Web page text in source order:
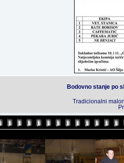
Bodovno stanje po
Tradicionalni